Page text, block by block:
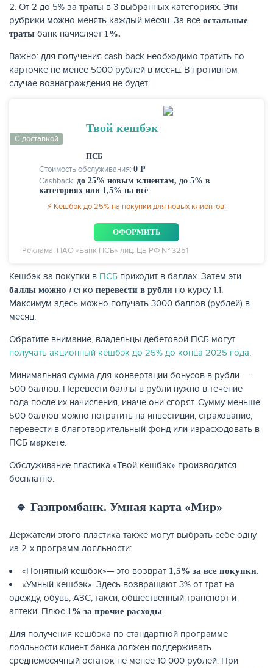
ЕЩЁ
ЖУРНАЛ
От 2 до 5% за траты в 3 выбранных категориях. Эти
рубрики можно менять каждый месяц. За все остальные
траты банк начисляет 1%.
Важно: для получения cash back необходимо тратить по
карточке не менее 5000 рублей в месяц. В противном
случае вознаграждения не будет.
Твой кешбэк
С доставкой
ПСБ
Стоимость обслуживания: 0 Р
Cashback: до 25% новым клиентам, до 5% в
категориях или 1,5% на всё
⚡ Кешбэк до 25% на покупки для новых клиентов!
ОФОРМИТЬ
Реклама. ПАО «Банк ПСБ» лиц. ЦБ РФ № 3251
Кешбэк за покупки в ПСБ приходит в баллах. Затем эти
баллы можно легко перевести в рубли по курсу 1:1.
Максимум здесь можно получать 3000 баллов (рублей) в
месяц.
Обратите внимание, владельцы дебетовой ПСБ могут
получать акционный кешбэк до 25% до конца 2025 года.
Минимальная сумма для конвертации бонусов в рубли —
500 баллов. Перевести баллы в рубли нужно в течение
года после их начисления, иначе они сгорят. Сумму меньше
500 баллов можно потратить на инвестиции, страхование,
перевести в благотворительный фонд или израсходовать в
ПСБ маркете.
Обслуживание пластика «Твой кешбэк» производится
бесплатно.
🔹 Газпромбанк. Умная карта «Мир»
Держатели этого пластика также могут выбрать себе одну
из 2-х программ лояльности:
«Понятный кешбэк»— это возврат 1,5% за все покупки.
«Умный кешбэк». Здесь возвращают 3% от трат на
одежду, обувь, АЗС, такси, общественный транспорт и
аптеки. Плюс 1% за прочие расходы.
Для получения кешбэка по стандартной программе
лояльности клиент банка должен поддерживать
среднемесячный остаток не менее 10 000 рублей. При